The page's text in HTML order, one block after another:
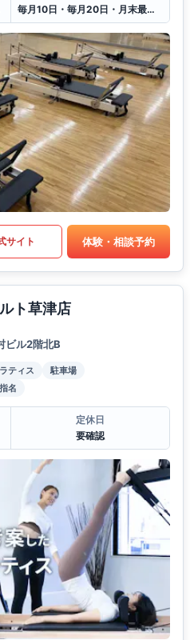
毎月10日・毎月20日・月末最終日
サイト 体験・相談予約
ト草津店
ビル2階北B
ティス
駐車場
名
定休日
要確認